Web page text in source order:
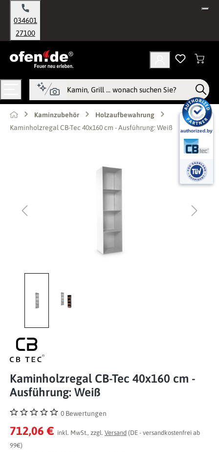
springen
034601
27100
Kaminzubehör
Holzaufbewahrung
Kaminholzregal CB-Tec 40x160 cm - Ausführung: Weiß
Kaminholzregal CB-Tec 40x160 cm -
Ausführung: Weiß
Durchschnittliche Bewertung von 0 von 5 Sternen
0 Bewertungen
712,06 € inkl. MwSt., zzgl. Versand (DE - versandkostenfrei ab
99€)